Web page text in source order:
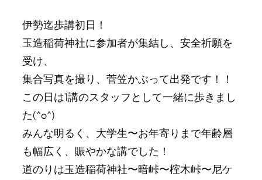
伊勢迄歩講初日！
玉造稲荷神社に参加者が集結し、安全祈願を
受け、
集合写真を撮り、菅笠かぶって出発です！！
この日は1講のスタッフとして一緒に歩きまし
た(^o^)
みんな明るく、大学生〜お年寄りまで年齢層
も幅広く、賑やかな講でした！
道のりは玉造稲荷神社〜暗峠〜榁木峠〜尼ケ